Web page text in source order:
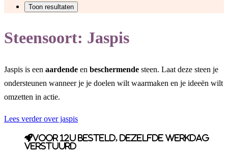
Steensoort: Jaspis
Jaspis is een aardende en beschermende steen. Laat deze steen je
ondersteunen wanneer je je doelen wilt waarmaken en je ideeën wilt
omzetten in actie.
Lees verder over jaspis
Voor 12u besteld, dezelfde werkdag
verstuurd